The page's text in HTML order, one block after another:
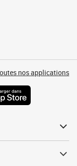
nos applications